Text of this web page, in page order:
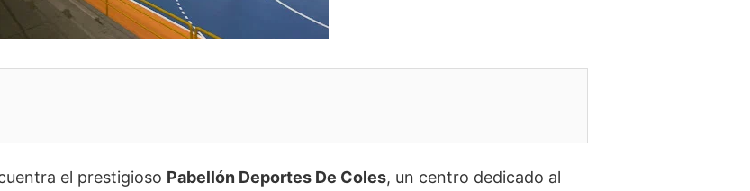
el prestigioso Pabellón Deportes De Coles, un centro dedicado al